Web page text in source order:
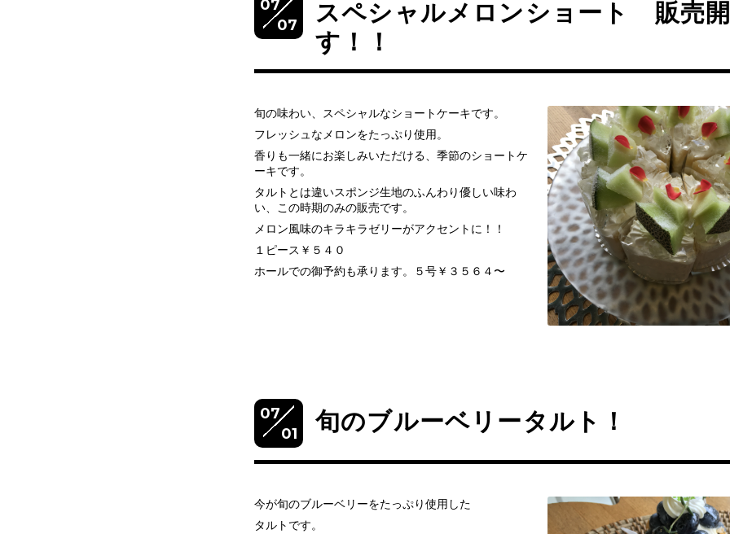
07
07
スペシャルメロンショート 販売
す！！
旬の味わい、スペシャルなショートケーキです。
フレッシュなメロンをたっぷり使用。
香りも一緒にお楽しみいただける、季節のショートケ
ーキです。
タルトとは違いスポンジ生地のふんわり優しい味わ
い、この時期のみの販売です。
メロン風味のキラキラゼリーがアクセントに！！
１ピース￥５４０
ホールでの御予約も承ります。５号￥３５６４〜
07
01
旬のブルーベリータルト！
今が旬のブルーベリーをたっぷり使用した
タルトです。